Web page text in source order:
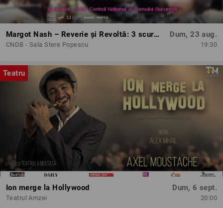
Margot Nash – Reverie și Revoltă: 3 scurtmetraje feminist-avangardiste
CNDB - Sala Stere Popescu
Dum, 23 aug.
19:30
Teatru
Ion merge la Hollywood
Teatrul Amzei
Dum, 6 sept.
20:00